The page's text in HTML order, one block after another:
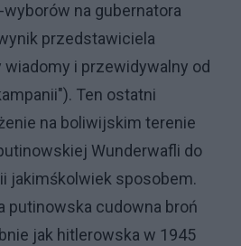
na gubernatora
przedstawiciela
i przewidywalny od
Ten ostatni
na boliwijskim terenie
Wunderwafli do
jakimśkolwiek sposobem.
putinowska cudowna broń
jak hitlerowska w 1945